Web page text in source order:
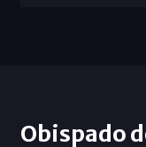
Obispado